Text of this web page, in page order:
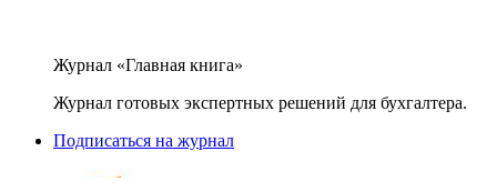
Журнал «Главная книга»
Журнал готовых экспертных решений для бухгалтера.
Подписаться на журнал